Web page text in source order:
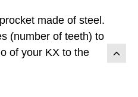
made of steel.
(number of teeth) to
of your KX to the